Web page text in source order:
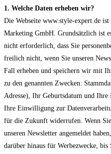
1. Welche Daten erheben wir?
Die Webseite www.style-expert.de
Marketing GmbH. Grundsätzlich ist
nicht erforderlich, dass Sie
freilich nicht, wenn Sie unseren
Fall erheben und speichern wir mit
zu den genannten Zwecken:
Adresse), Ihr Geburtsdatum und Ihre
Ihre Einwilligung zur
für die Zukunft widerrufen. Wenn
unseren Newsletter angemeldet
darüber hinaus für Werbezwecke,